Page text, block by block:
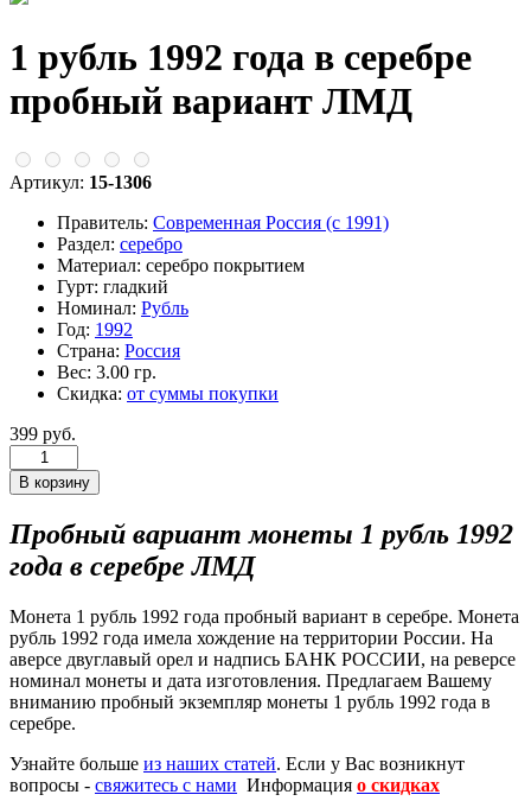
1 рубль 1992 года в серебре
пробный вариант ЛМД
Артикул: 15-1306
Правитель: Современная Россия (c 1991)
Раздел: серебро
Материал: серебро покрытием
Гурт: гладкий
Номинал: Рубль
Год: 1992
Страна: Россия
Вес: 3.00 гр.
Скидка: от суммы покупки
399 руб.
Пробный вариант монеты 1 рубль 1992
года в серебре ЛМД
Монета 1 рубль 1992 года пробный вариант в серебре. Монета
рубль 1992 года имела хождение на территории России. На
аверсе двуглавый орел и надпись БАНК РОССИИ, на реверсе
номинал монеты и дата изготовления. Предлагаем Вашему
вниманию пробный экземпляр монеты 1 рубль 1992 года в
серебре.
Узнайте больше из наших статей. Если у Вас возникнут
вопросы - свяжитесь с нами Информация о скидках